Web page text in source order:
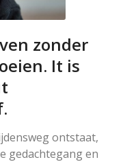
zonder
It is
ontstaat,
gedachtegang en